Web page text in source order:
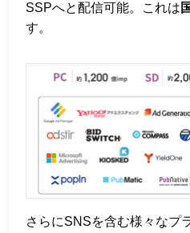
SSPへと配信可能。これは
す。
さらにSNSを含む様々なプ